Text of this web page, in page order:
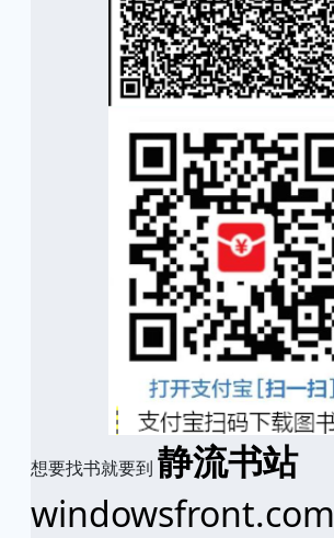
想要找书就要到 静流书站
windowsfront.com